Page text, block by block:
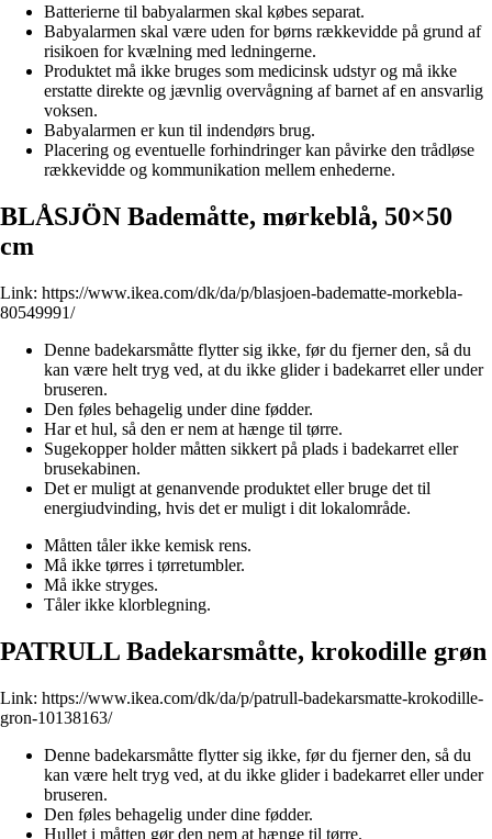
Batterierne til babyalarmen skal købes separat.
Babyalarmen skal være uden for børns rækkevidde på grund af
risikoen for kvælning med ledningerne.
Produktet må ikke bruges som medicinsk udstyr og må ikke
erstatte direkte og jævnlig overvågning af barnet af en ansvarlig
voksen.
Babyalarmen er kun til indendørs brug.
Placering og eventuelle forhindringer kan påvirke den trådløse
rækkevidde og kommunikation mellem enhederne.
BLÅSJÖN Bademåtte, mørkeblå, 50×50
cm
Link: https://www.ikea.com/dk/da/p/blasjoen-badematte-morkebla-
80549991/
Denne badekarsmåtte flytter sig ikke, før du fjerner den, så du
kan være helt tryg ved, at du ikke glider i badekarret eller under
bruseren.
Den føles behagelig under dine fødder.
Har et hul, så den er nem at hænge til tørre.
Sugekopper holder måtten sikkert på plads i badekarret eller
brusekabinen.
Det er muligt at genanvende produktet eller bruge det til
energiudvinding, hvis det er muligt i dit lokalområde.
Måtten tåler ikke kemisk rens.
Må ikke tørres i tørretumbler.
Må ikke stryges.
Tåler ikke klorblegning.
PATRULL Badekarsmåtte, krokodille grøn
Link: https://www.ikea.com/dk/da/p/patrull-badekarsmatte-krokodille-
gron-10138163/
Denne badekarsmåtte flytter sig ikke, før du fjerner den, så du
kan være helt tryg ved, at du ikke glider i badekarret eller under
bruseren.
Den føles behagelig under dine fødder.
Hullet i måtten gør den nem at hænge til tørre.